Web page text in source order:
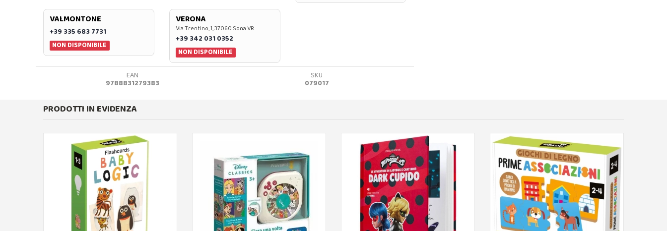
VALMONTONE
+39 335 683 7731
NON DISPONIBILE
VERONA
Via Trentino, 1, 37060 Sona VR
+39 342 031 0352
NON DISPONIBILE
EAN
9788831279383
SKU
079017
PRODOTTI IN EVIDENZA